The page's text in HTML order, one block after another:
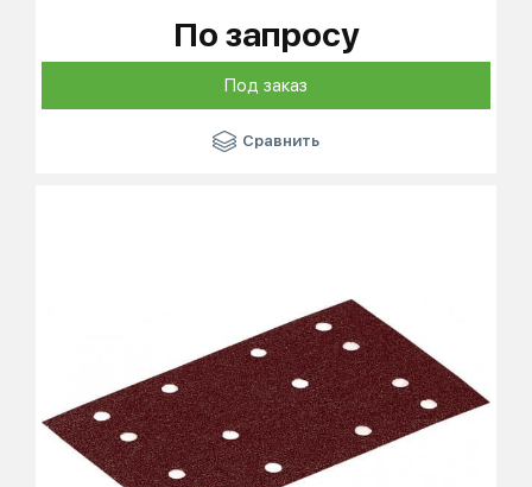
По запросу
Под заказ
Сравнить